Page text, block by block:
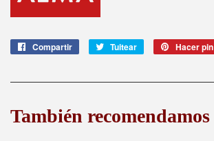
Compartir
CompartirTuitear
Tuitear Hacer pin
También recomendamos